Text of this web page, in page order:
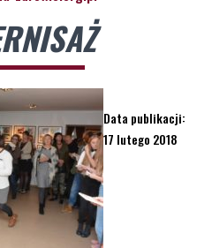
Data publikacji:
17 lutego 2018